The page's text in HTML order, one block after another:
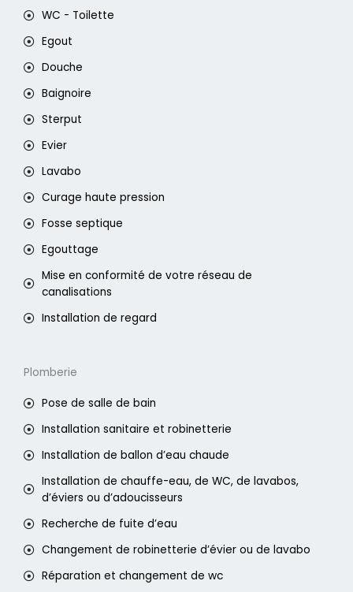
WC - Toilette
Egout
Douche
Baignoire
Sterput
Evier
Lavabo
Curage haute pression
Fosse septique
Egouttage
Mise en conformité de votre réseau de
canalisations
Installation de regard
Plomberie
Pose de salle de bain
Installation sanitaire et robinetterie
Installation de ballon d’eau chaude
Installation de chauffe-eau, de WC, de lavabos,
d’éviers ou d’adoucisseurs
Recherche de fuite d’eau
Changement de robinetterie d’évier ou de lavabo
Réparation et changement de wc